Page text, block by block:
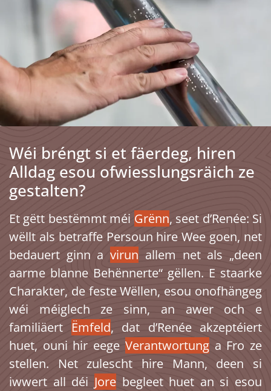
Wéi bréngt si et fäerdeg, hiren
Alldag esou ofwiesslungsräich ze
gestalten?
Et gëtt bestëmmt méi Grënn, seet d’Renée: Si
wëllt als betraffe Persoun hire Wee goen, net
bedauert ginn avirun allem net als „deen
aarme blanne Behënnerte“ gëllen. E staarke
Charakter, de feste Wëllen, esou onofhängeg
wéi méiglech ze sinn, an awer och e
familiäert Ëmfeld, dat d’Renée akzeptéiert
huet, ouni hir eege Verantwortunga Fro ze
stellen. Net zulescht hire Mann, deen si
iwwert all déi Jorebegleet huet an si esou